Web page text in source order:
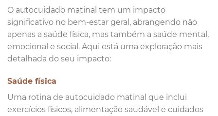
O autocuidado matinal tem um impacto
significativo no bem-estar geral, abrangendo não
apenas a saúde física, mas também a saúde mental,
emocional e social. Aqui está uma exploração mais
detalhada do seu impacto:
Saúde física
Uma rotina de autocuidado matinal que inclui
exercícios físicos, alimentação saudável e cuidados